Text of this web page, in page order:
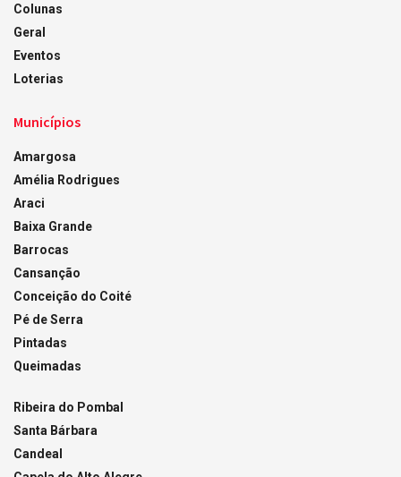
Colunas
Geral
Eventos
Loterias
Municípios
Amargosa
Amélia Rodrigues
Araci
Baixa Grande
Barrocas
Cansanção
Conceição do Coité
Pé de Serra
Pintadas
Queimadas
Ribeira do Pombal
Santa Bárbara
Candeal